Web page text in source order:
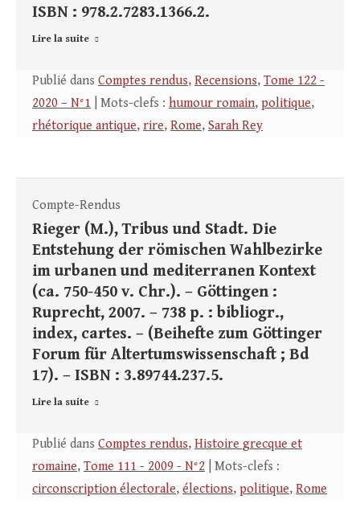
ISBN : 978.2.7283.1366.2.
Lire la suite
Publié dans Comptes rendus, Recensions, Tome 122 -
2020 – N°1 | Mots-clefs : humour romain, politique,
rhétorique antique, rire, Rome, Sarah Rey
Compte-Rendus
Rieger (M.), Tribus und Stadt. Die
Entstehung der römischen Wahlbezirke
im urbanen und mediterranen Kontext
(ca. 750-450 v. Chr.). – Göttingen :
Ruprecht, 2007. – 738 p. : bibliogr.,
index, cartes. – (Beihefte zum Göttinger
Forum für Altertumswissenschaft ; Bd
17). – ISBN : 3.89744.237.5.
Lire la suite
Publié dans Comptes rendus, Histoire grecque et
romaine, Tome 111 - 2009 - N°2 | Mots-clefs :
circonscription électorale, élections, politique, Rome